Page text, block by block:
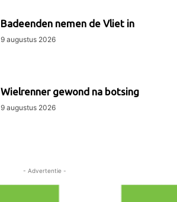
Badeenden nemen de Vliet in
9 augustus 2026
Wielrenner gewond na botsing
9 augustus 2026
- Advertentie -